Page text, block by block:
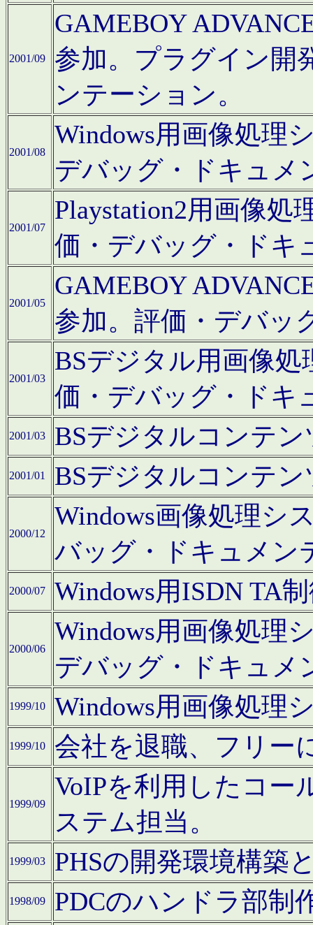
2001/09
GAMEBOY
参加。プラグイン開
ンテーション。
2001/08
Windows用画像処理
デバッグ・ドキュメ
2001/07
Playstation2用画像
価・デバッグ・ドキ
2001/05
GAMEBOY
参加。評価・デバッ
2001/03
BSデジタル用画像
価・デバッグ・ドキ
2001/03 BSデジタルコンテ
2001/01 BSデジタルコンテ
2000/12
Windows画像処理シ
バッグ・ドキュメン
2000/07 Windows用ISDN TA
2000/06
Windows用画像処理
デバッグ・ドキュメ
1999/10 Windows用画像処理
1999/10 会社を退職、フリー
1999/09
VoIPを利用したコー
ステム担当。
1999/03 PHSの開発環境構築
1998/09 PDCのハンドラ部制